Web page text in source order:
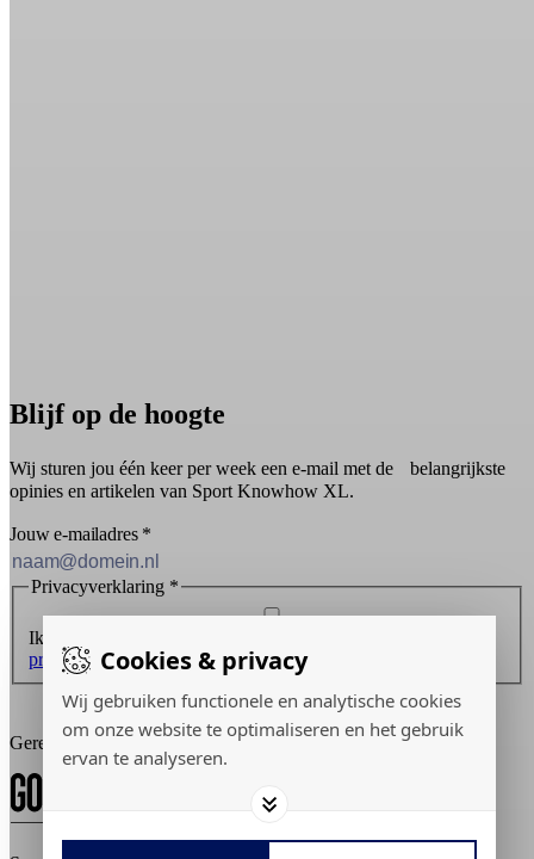
Cookies & privacy
Wij gebruiken functionele en analytische cookies
om onze website te optimaliseren en het gebruik
ervan te analyseren.
Blijf op de hoogte
Wij sturen jou één keer per week een e-mail met de belangrijkste
opinies en artikelen van Sport Knowhow XL.
Jouw e-mailadres *
Privacyverklaring *
Ik ontvang graag de nieuwsbrief en ga akkoord met de
privacyverklaring.
Inschrijven
Gerealiseerd door: